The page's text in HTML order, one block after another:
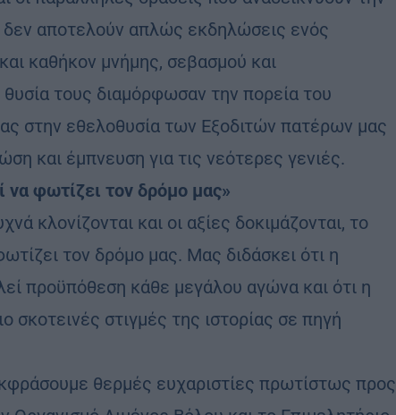
δεν αποτελούν απλώς εκδηλώσεις ενός
καθήκον μνήμης, σεβασμού και
τους διαμόρφωσαν την πορεία του
στην εθελοθυσία των Εξοδιτών πατέρων μας
και έμπνευση για τις νεότερες γενιές.
να φωτίζει τον δρόμο μας»
κλονίζονται και οι αξίες δοκιμάζονται, το
τον δρόμο μας. Μας διδάσκει ότι η
προϋπόθεση κάθε μεγάλου αγώνα και ότι η
σκοτεινές στιγμές της ιστορίας σε πηγή
θερμές ευχαριστίες πρωτίστως προς